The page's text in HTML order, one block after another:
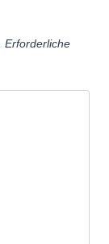
Erforderliche